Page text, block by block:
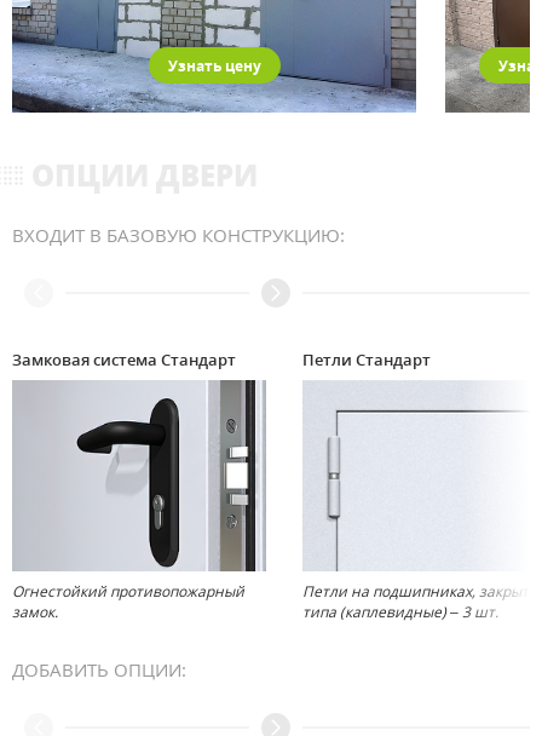
Узнать цену
ВХОДИТ В БАЗОВУЮ КОНСТРУКЦИЮ:
Замковая система Стандарт
Огнестойкий противопожарный
замок.
Петли Стандарт
Петли на подшипниках,
типа (каплевидные) – 3 шт.
ДОБАВИТЬ ОПЦИИ: